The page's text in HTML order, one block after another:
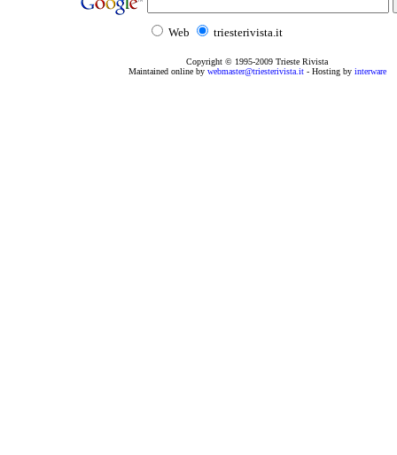
Web triesterivista.it
Copyright © 1995-2009 Trieste Rivista
Maintained online by webmaster@triesterivista.it- Hosting by interware